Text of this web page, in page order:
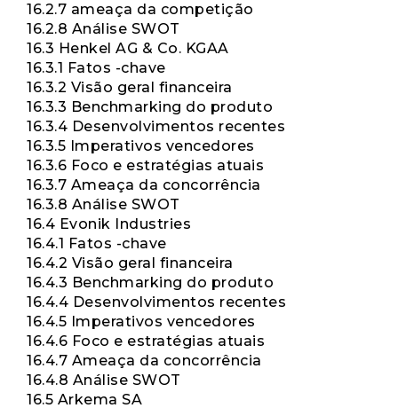
16.2.7 ameaça da competição
16.2.8 Análise SWOT
16.3 Henkel AG & Co. KGAA
16.3.1 Fatos -chave
16.3.2 Visão geral financeira
16.3.3 Benchmarking do produto
16.3.4 Desenvolvimentos recentes
16.3.5 Imperativos vencedores
16.3.6 Foco e estratégias atuais
16.3.7 Ameaça da concorrência
16.3.8 Análise SWOT
16.4 Evonik Industries
16.4.1 Fatos -chave
16.4.2 Visão geral financeira
16.4.3 Benchmarking do produto
16.4.4 Desenvolvimentos recentes
16.4.5 Imperativos vencedores
16.4.6 Foco e estratégias atuais
16.4.7 Ameaça da concorrência
16.4.8 Análise SWOT
16.5 Arkema SA